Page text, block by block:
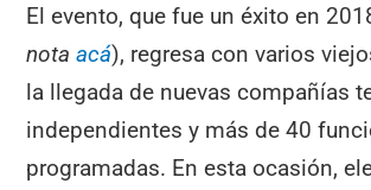
El evento, que fue un éxito en
notaacá), regresa con varios
la llegada de nuevas compañías
independientes y más de 40
programadas. En esta ocasión,